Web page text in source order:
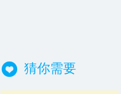
猜你需要